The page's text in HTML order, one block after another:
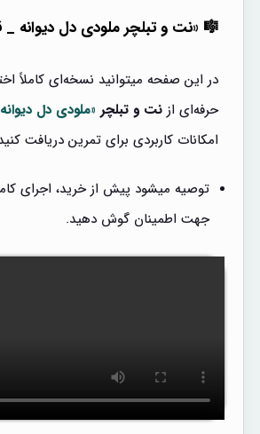
🎼 «نت و تبلچر ملودی دل دیوانه
در این صفحه میتوانید نسخه‌ای کاملاً
حرفه‌ای از نت و تبلچر «ملودی دل
امکانات کاربردی برای تمرین دریافت
توصیه میشود پیش از خرید، اجرای
جهت اطمینان گوش دهید.